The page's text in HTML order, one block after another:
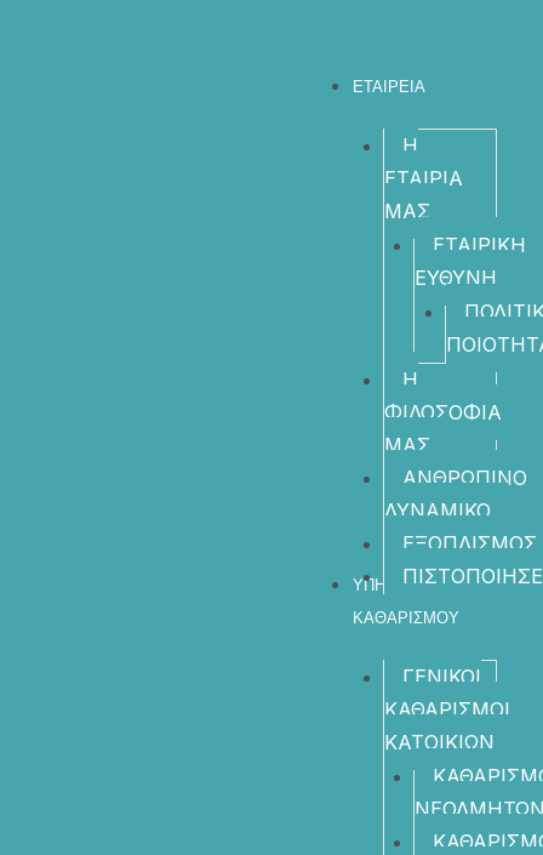
ΕΤΑΙΡΕΙΑ
Η
ΕΤΑΙΡΙΑ
ΜΑΣ
ΕΤΑΙΡΙΚΗ
ΕΥΘΥΝΗ
Η
ΦΙΛΟΣΟΦΙΑ
ΜΑΣ
ΑΝΘΡΩΠΙΝΟ
ΔΥΝΑΜΙΚΟ
ΕΞΟΠΛΙΣΜΟΣ
ΥΠΗΡΕΣΙΕΣ
ΚΑΘΑΡΙΣΜΟΥ
ΓΕΝΙΚΟΙ
ΚΑΘΑΡΙΣΜΟΙ
ΚΑΤΟΙΚΙΩΝ